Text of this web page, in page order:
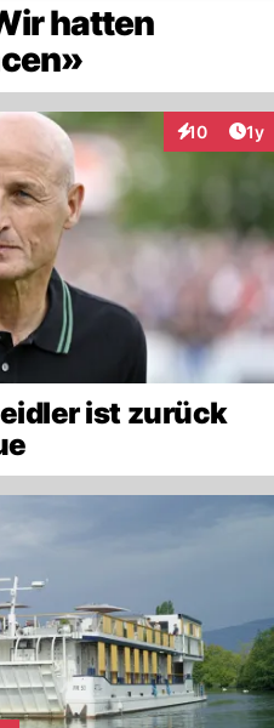
hatten
10 1y
ist zurück